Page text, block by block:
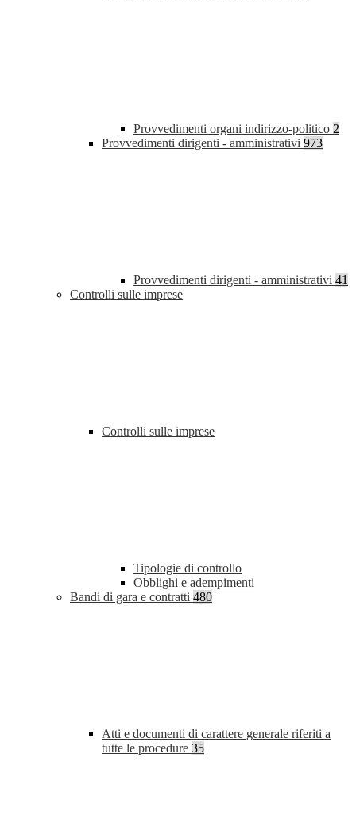
Provvedimenti organi indirizzo-politico 2
Provvedimenti dirigenti - amministrativi 973
Provvedimenti dirigenti - amministrativi 41
Controlli sulle imprese
Controlli sulle imprese
Tipologie di controllo
Obblighi e adempimenti
Bandi di gara e contratti 480
Atti e documenti di carattere generale riferiti a
tutte le procedure 35